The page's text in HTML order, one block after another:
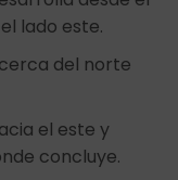
lado este.
del norte
el este y
concluye.